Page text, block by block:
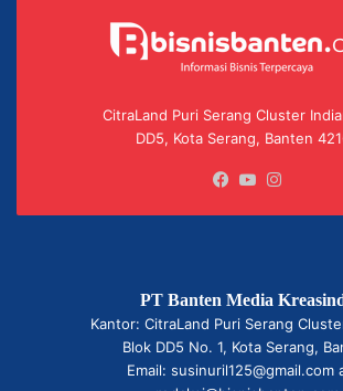
CitraLand Puri Serang Cluster
DD5, Kota Serang, Banten
Facebook
YouTube
PT Banten Media
Kantor: CitraLand Puri Serang
Blok DD5 No. 1, Kota Serang,
Email: susinuril125@gmail.com